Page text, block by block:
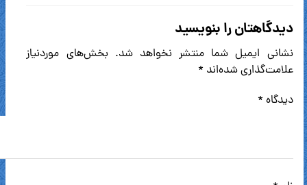
دیدگاهتان را بنویسید
نشانی ایمیل شما منتشر نخواهد شد. بخش‌های موردنیاز
علامت‌گذاری شده‌اند *
دیدگاه *